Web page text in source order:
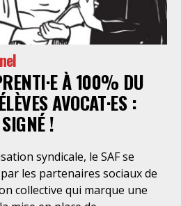
la procédure dont fait
les droits qui découlent de
». De telles dispositions
illusoire d’une
d’empêcher les retenus
la décision administrative
Une telle contrainte
incompatible avec
dans une situation de
Selon le juge des
À 100% DU
AVOCAT·ES :
!
syndicale, le SAF se
les partenaires sociaux de
collective qui marque une